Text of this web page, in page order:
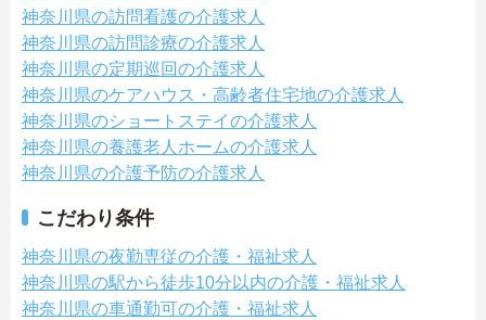
神奈川県の訪問看護の介護求人
神奈川県の訪問診療の介護求人
神奈川県の定期巡回の介護求人
神奈川県のケアハウス・高齢者住宅地の介護求人
神奈川県のショートステイの介護求人
神奈川県の養護老人ホームの介護求人
神奈川県の介護予防の介護求人
こだわり条件
神奈川県の夜勤専従の介護・福祉求人
神奈川県の駅から徒歩10分以内の介護・福祉求人
神奈川県の車通勤可の介護・福祉求人